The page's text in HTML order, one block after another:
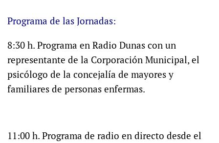
Programa de las Jornadas:
8:30 h. Programa en Radio Dunas con un
representante de la Corporación Municipal, el
psicólogo de la concejalía de mayores y
familiares de personas enfermas.
11:00 h. Programa de radio en directo desde el